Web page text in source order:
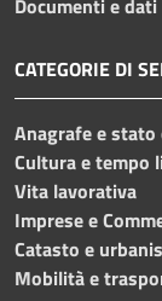
Documenti e dati
CATEGORIE DI
Anagrafe e stato
Cultura e tempo
Vita lavorativa
Imprese e
Catasto e
Mobilità e